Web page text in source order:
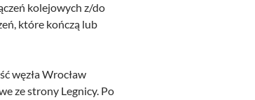
kolejowych z/do
które kończą lub
węzła Wrocław
ze strony Legnicy. Po